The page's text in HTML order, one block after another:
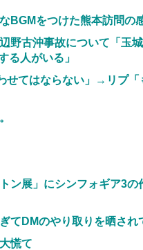
さかの『こう』言われた
」の正体、まさか分から
顔がこちら…
にブッ刺さりまくりと話
レンタル 五所川原 青森
Part6 みんなの予想
BGMをつけた熊本訪問の
野古沖事故について「玉
る人がいる」
せてはならない」→リプ「
ン展」にシンフォギア3
てDMのやり取りを晒され
慌て